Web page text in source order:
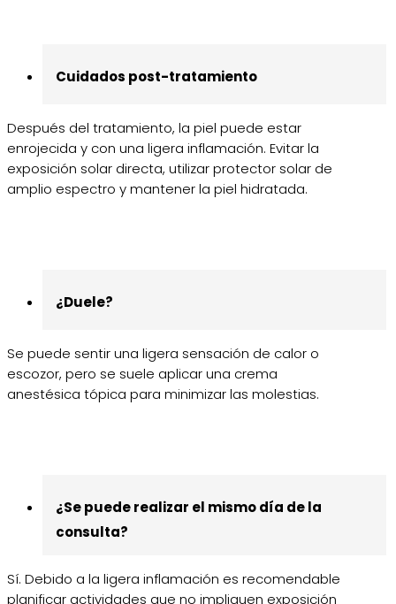
Cuidados post-tratamiento
Después del tratamiento, la piel puede estar
enrojecida y con una ligera inflamación. Evitar la
exposición solar directa, utilizar protector solar de
amplio espectro y mantener la piel hidratada.
¿Duele?
Se puede sentir una ligera sensación de calor o
escozor, pero se suele aplicar una crema
anestésica tópica para minimizar las molestias.
¿Se puede realizar el mismo día de la
consulta?
Sí. Debido a la ligera inflamación es recomendable
planificar actividades que no impliquen exposición